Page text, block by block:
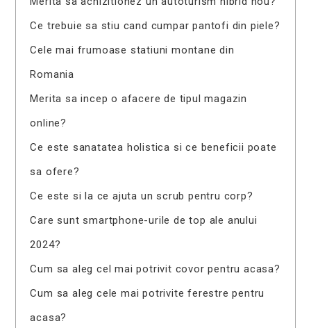
Ce trebuie sa stiu cand cumpar pantofi din piele?
Cele mai frumoase statiuni montane din
Romania
Merita sa incep o afacere de tipul magazin
online?
Ce este sanatatea holistica si ce beneficii poate
sa ofere?
Ce este si la ce ajuta un scrub pentru corp?
Care sunt smartphone-urile de top ale anului
2024?
Cum sa aleg cel mai potrivit covor pentru acasa?
Cum sa aleg cele mai potrivite ferestre pentru
acasa?